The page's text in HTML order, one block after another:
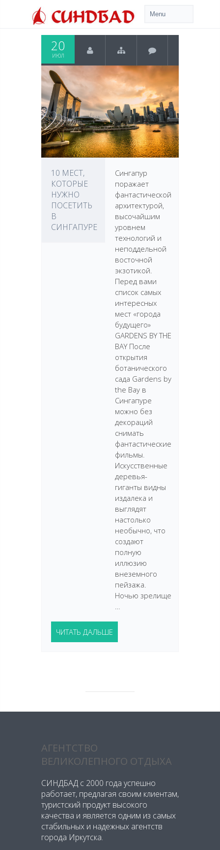
20
ИЮЛ
10 МЕСТ,
КОТОРЫЕ
НУЖНО
ПОСЕТИТЬ
В
СИНГАПУРЕ
Сингапур
поражает
фантастической
архитектурой,
высочайшим
уровнем
технологий и
неподдельной
восточной
экзотикой.
Перед вами
список самых
интересных
мест «города
будущего»
GARDENS BY THE
BAY После
открытия
ботанического
сада Gardens by
the Bay в
Сингапуре
можно без
декораций
снимать
фантастические
фильмы.
Искусственные
деревья-
гиганты видны
издалека и
выглядят
настолько
необычно, что
создают
полную
иллюзию
внеземного
пейзажа.
Ночью зрелище
ЧИТАТЬ ДАЛЬШЕ
АГЕНТСТВО
ВЕЛИКОЛЕПНОГО ОТДЫХА
СИНДБАД с 2000 года успешно
работает, предлагая своим клиентам,
туристский продукт высокого
качества и является одним из самых
стабильных и надежных агентств
города Иркутска.